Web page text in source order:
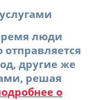
люди
другие же
решая
о